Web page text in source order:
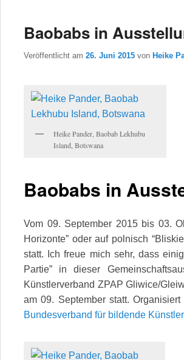
Baobabs in
Veröffentlicht am 26. Juni 2015 von Heike
Heike Pander, Baobab Lekhubu
Island, Botswana
Baobabs in
Vom 09. September 2015 bis 03.
Horizonte” oder auf polnisch
statt. Ich freue mich sehr, dass
Partie” in dieser
Künstlerverband ZPAP Gliwice/
am 09. September statt.
Bundesverband für bildende